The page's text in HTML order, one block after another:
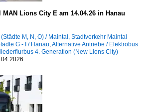
Lions City E am 14.04.26 in Hanau
M, N, O) / Maintal, Stadtverkehr Maintal
G - I / Hanau,Alternative Antriebe / Elektrobus
4. Generation (New Lions City)